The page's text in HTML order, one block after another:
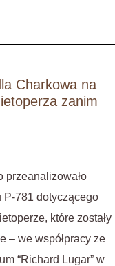
Charkowa na
zanim
P-781 dotyczącego
które zostały
– we współpracy ze
“Richard Lugar” w